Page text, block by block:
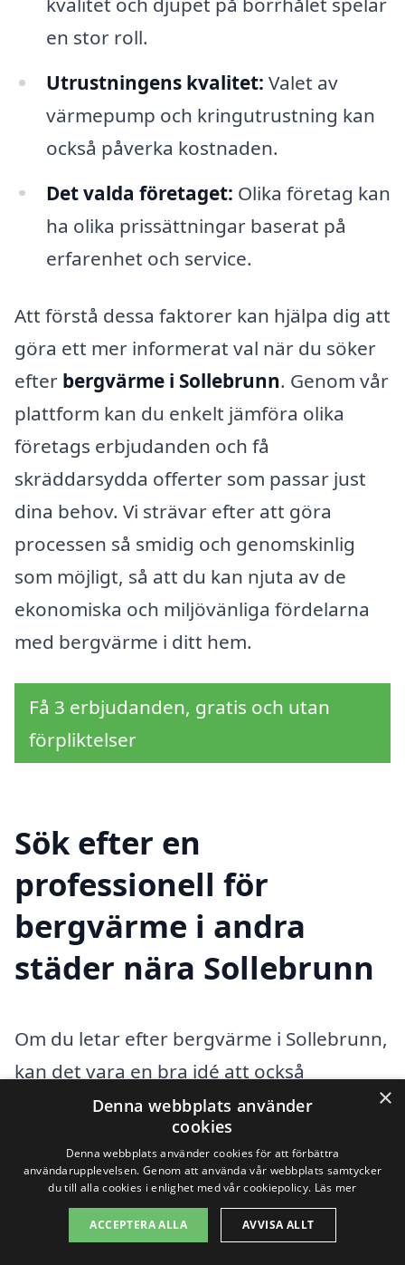
en stor roll.
Utrustningens kvalitet: Valet av
värmepump och kringutrustning kan
också påverka kostnaden.
Det valda företaget: Olika företag kan
ha olika prissättningar baserat på
erfarenhet och service.
Att förstå dessa faktorer kan hjälpa dig att
göra ett mer informerat val när du söker
efter bergvärme i Sollebrunn. Genom vår
plattform kan du enkelt jämföra olika
företags erbjudanden och få
skräddarsydda offerter som passar just
dina behov. Vi strävar efter att göra
processen så smidig och genomskinlig
som möjligt, så att du kan njuta av de
ekonomiska och miljövänliga fördelarna
med bergvärme i ditt hem.
Få 3 erbjudanden, gratis och utan
förpliktelser
Sök efter en
professionell för
bergvärme i andra
städer nära Sollebrunn
Om du letar efter bergvärme i Sollebrunn,
kan det vara en bra idé att också
överväga att söka hjälp från företag i
närliggande städer. Bergvärme är en
effektiv och miljövänlig
uppvärmningslösning som blir allt mer
populär bland husägare. Genom att
×
Denna webbplats använder
cookies
Denna webbplats använder cookies för att förbättra
användarupplevelsen. Genom att använda vår webbplats samtycker
du till alla cookies i enlighet med vår cookiepolicy. Läs mer
ACCEPTERA ALLA AVVISA ALLT